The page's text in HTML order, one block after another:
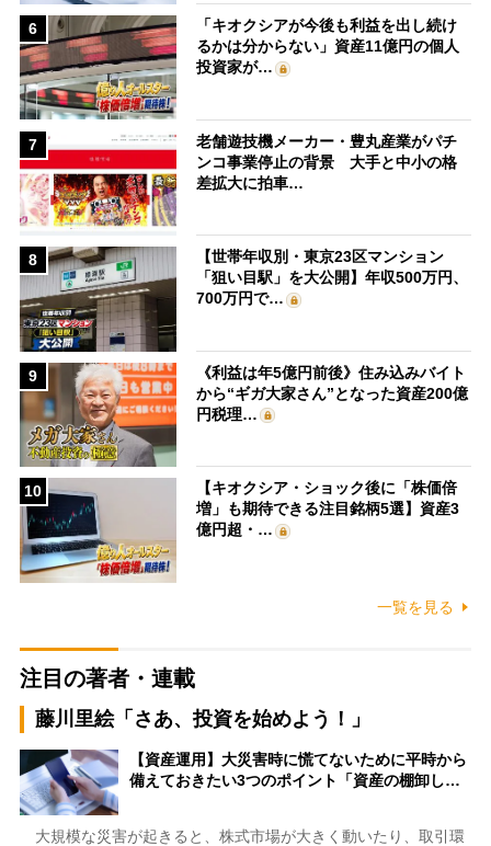
6
「キオクシアが今後も利益を出し続け
るかは分からない」資産11億円の個人
投資家が…
7
老舗遊技機メーカー・豊丸産業がパチ
ンコ事業停止の背景 大手と中小の格
差拡大に拍車…
8
【世帯年収別・東京23区マンション
「狙い目駅」を大公開】年収500万円、
700万円で…
9
《利益は年5億円前後》住み込みバイト
から“ギガ大家さん”となった資産200億
円税理…
10
【キオクシア・ショック後に「株価倍
増」も期待できる注目銘柄5選】資産3
億円超・…
一覧を見る
注目の著者・連載
藤川里絵「さあ、投資を始めよう！」
【資産運用】大災害時に慌てないために平時から
備えておきたい3つのポイント「資産の棚卸し…
大規模な災害が起きると、株式市場が大きく動いたり、取引環